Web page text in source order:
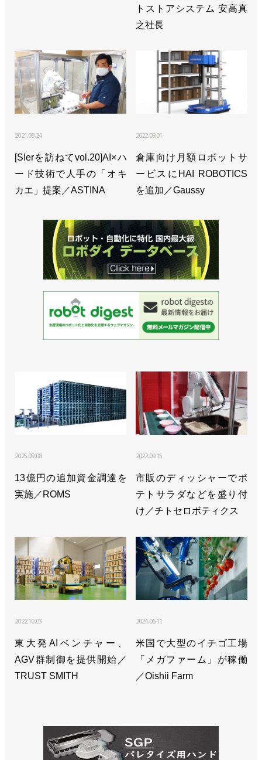
トストアシステム 安高真
之社長
2021.09.24
[SIerを訪ねてvol.20]AI×ハ
ード技術で人手の「オキ
カエ」提案／ASTINA
2022.09.01
倉庫向け月額ロボットサ
ービスにHAI ROBOTICS
を追加／Gaussy
2025.09.08
13億円の追加資金調達を
実施／ROMS
2022.09.15
市販のディッシャーでポ
テトサラダなどを盛り付
け／チトセロボティクス
2022.10.03
東大発AIベンチャー、
AGV群制御を提供開始／
TRUST SMITH
2024.06.11
米国で大型のイチゴ工場
「メガファーム」が稼働
／Oishii Farm